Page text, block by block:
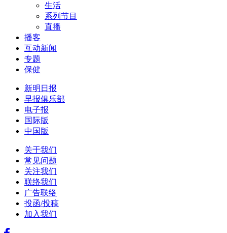
生活
系列节目
直播
播客
互动新闻
专题
保健
新明日报
早报俱乐部
电子报
国际版
中国版
关于我们
常见问题
关注我们
联络我们
广告联络
投函/投稿
加入我们